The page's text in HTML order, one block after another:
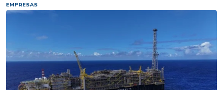
EMPRESAS